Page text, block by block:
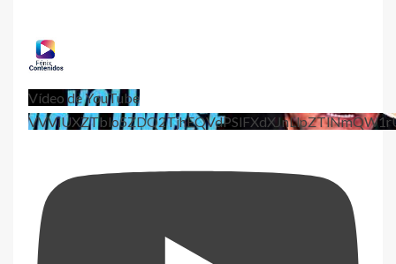
Vídeo de YouTube